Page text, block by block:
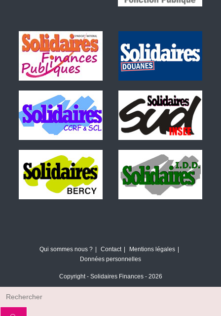
Qui sommes nous ? Contact
Mentions légales
Données personnelles
Copyright - Solidaires Finances - 2026